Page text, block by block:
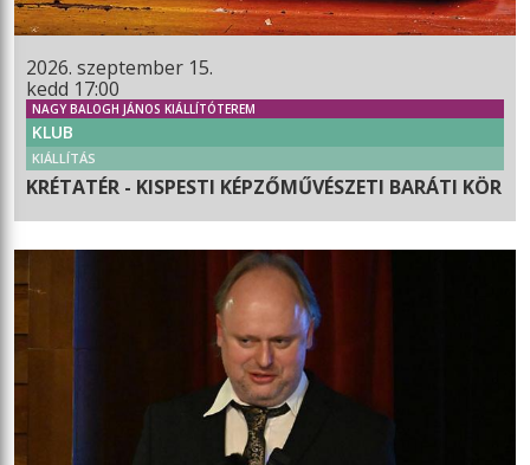
2026. szeptember 15.
kedd 17:00
NAGY BALOGH JÁNOS KIÁLLÍTÓTEREM
KLUB
KIÁLLÍTÁS
KRÉTATÉR - KISPESTI KÉPZŐMŰVÉSZETI BARÁTI KÖR